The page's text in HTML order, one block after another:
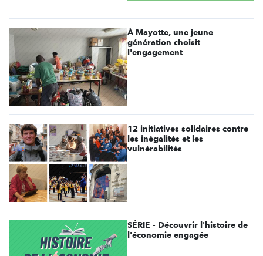
À Mayotte, une jeune
génération choisit
l'engagement
12 initiatives solidaires contre
les inégalités et les
vulnérabilités
SÉRIE - Découvrir l'histoire de
l'économie engagée